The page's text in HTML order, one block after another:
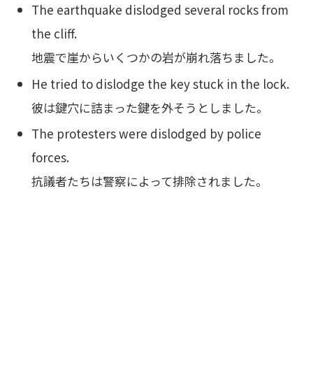
The earthquake dislodged several rocks from
the cliff.
地震で崖からいくつかの岩が崩れ落ちました。
He tried to dislodge the key stuck in the lock.
彼は鍵穴に詰まった鍵を外そうとしました。
The protesters were dislodged by police
forces.
抗議者たちは警察によって排除されました。